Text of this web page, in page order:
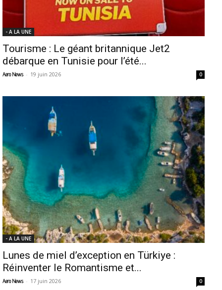
- A LA UNE
Tourisme : Le géant britannique Jet2
débarque en Tunisie pour l’été...
Aero News - 19 juin 2026 0
- A LA UNE
Lunes de miel d’exception en Türkiye :
Réinventer le Romantisme et...
Aero News - 17 juin 2026 0